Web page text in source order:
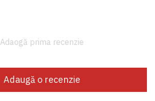
Adaogă prima recenzie
Adaugă o recenzie